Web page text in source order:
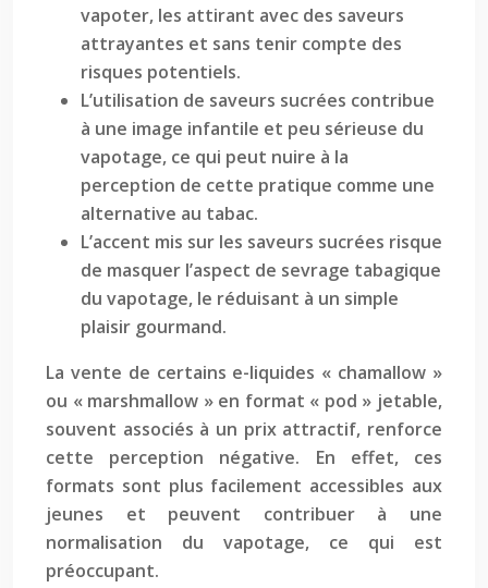
vapoter, les attirant avec des saveurs
attrayantes et sans tenir compte des
risques potentiels.
L’utilisation de saveurs sucrées contribue
à une image infantile et peu sérieuse du
vapotage, ce qui peut nuire à la
perception de cette pratique comme une
alternative au tabac.
L’accent mis sur les saveurs sucrées risque
de masquer l’aspect de sevrage tabagique
du vapotage, le réduisant à un simple
plaisir gourmand.
La vente de certains e-liquides « chamallow »
ou « marshmallow » en format « pod » jetable,
souvent associés à un prix attractif, renforce
cette perception négative. En effet, ces
formats sont plus facilement accessibles aux
jeunes et peuvent contribuer à une
normalisation du vapotage, ce qui est
préoccupant.